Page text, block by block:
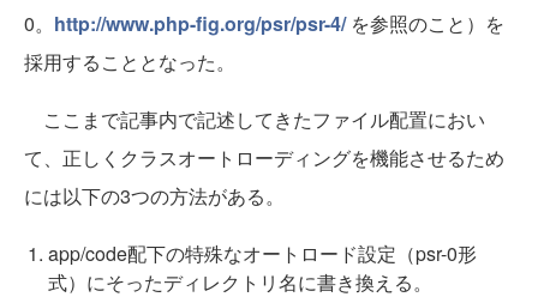
0。 http://www.php-fig.org/psr/psr-4/を参照のこと）を
採用することとなった。
ここまで記事内で記述してきたファイル配置におい
て、正しくクラスオートローディングを機能させるため
には以下の3つの方法がある。
app/code配下の特殊なオートロード設定（psr-0形
式）にそったディレクトリ名に書き換える。